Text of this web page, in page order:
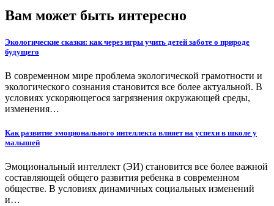
Вам может быть интересно
Экологические сказки: как через игры учить детей заботе о природе
будущего
В современном мире проблема экологической грамотности и
экологического сознания становится все более актуальной. В
условиях ускоряющегося загрязнения окружающей среды,
изменения…
Как развитие эмоционального интеллекта влияет на успехи в школе у
малышей
Эмоциональный интеллект (ЭИ) становится все более важной
составляющей общего развития ребенка в современном
обществе. В условиях динамичных социальных изменений
и…